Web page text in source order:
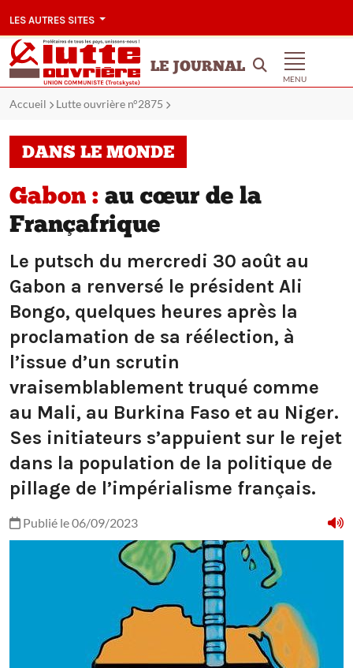
LES AUTRES SITES
LE JOURNAL
MENU
Accueil Lutte ouvrière n°2875
DANS LE MONDE
Gabon : au cœur de la
Françafrique
Le putsch du mercredi 30 août au
Gabon a renversé le président Ali
Bongo, quelques heures après la
proclamation de sa réélection, à
l’issue d’un scrutin
vraisemblablement truqué comme
au Mali, au Burkina Faso et au Niger.
Ses initiateurs s’appuient sur le rejet
dans la population de la politique de
pillage de l’impérialisme français.
Publié le 06/09/2023